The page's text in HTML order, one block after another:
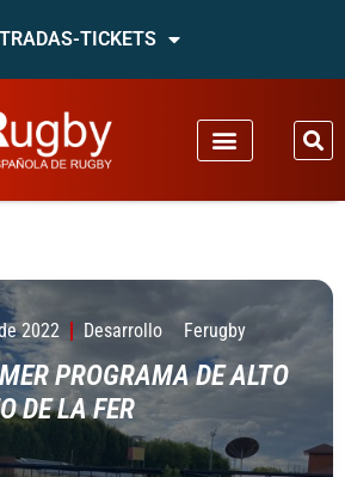
TICKETS
2022 Desarrollo Ferugby
PROGRAMA DE ALTO
DE LA FER